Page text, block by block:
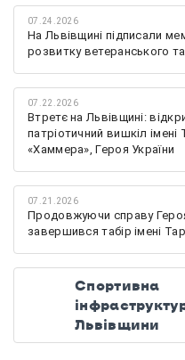
07.24.2026
На Львівщині підписали
розвитку ветеранського
07.22.2026
Втретє на Львівщині:
патріотичний вишкіл
«Хаммера», Героя України
07.21.2026
Продовжуючи справу
завершився табір імені
Спортивна
Львівщини